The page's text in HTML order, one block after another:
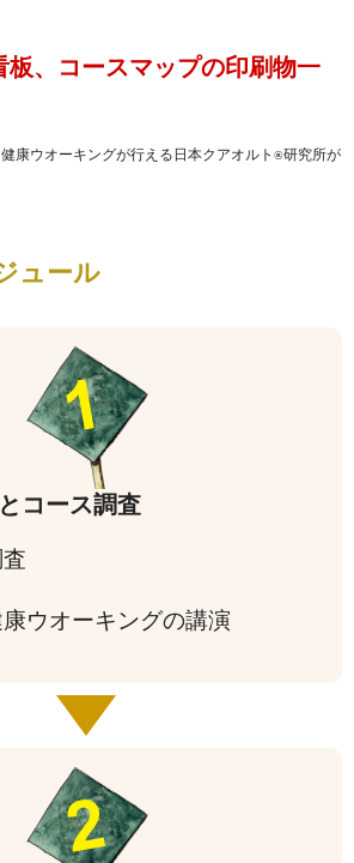
板、コースマップの印刷物一
康ウオーキングが行える日本クアオルト ®研究所が
ュール
コース調査
ウオーキングの講演